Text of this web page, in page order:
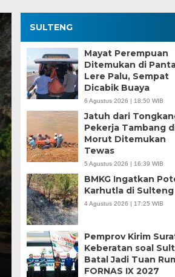
Sengketa
Mengiringi
Selasa, 13 Jan 2026 - 16:30 WIB
HARIANSULTENG.COM,
Sulawesi Tengah (Sulteng)
SULTENG
Mayat Perempuan
Ditemukan di
Lere Palu, Sempat
Dicabik Buaya
6 Agustus 2026 | 18:50 WIB
Jatuh dari
Pekerja Tambang
Morut Ditemukan
Tewas
5 Agustus 2026 | 16:39 WIB
BMKG Ingatkan
Karhutla di Sulteng
4 Agustus 2026 | 17:25 WIB
Pemprov Kirim
Keberatan soal
Batal Jadi Tuan
FORNAS IX 2027